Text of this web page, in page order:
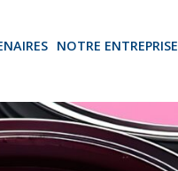
NOTRE ENTREPRISE